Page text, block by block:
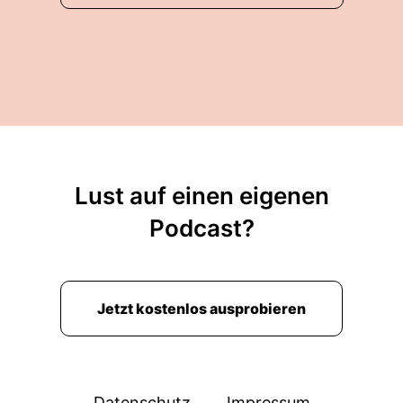
00:01:57: Was du eigentlich in dem Moment der
00:02:03: Und genau dieser Moment, der ist
entscheidend.
immer wieder in Gespräch mit Klientinnen und
Termin ja sehr präsent wirken.
Lust auf einen eigenen
Podcast?
Jetzt kostenlos ausprobieren